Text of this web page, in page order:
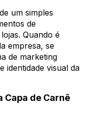
um simples
de
Quando é
empresa, se
de marketing
identidade visual da
Capa de Carnê